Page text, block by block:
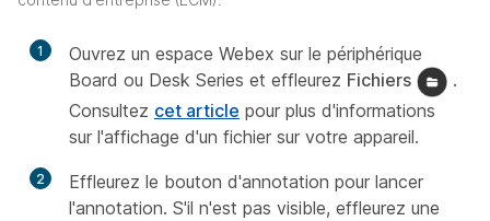
1
Ouvrez un espace Webex sur le périphérique
Board ou Desk Series et effleurez Fichiers
.
Consultez cet article pour plus d'informations
sur l'affichage d'un fichier sur votre appareil.
2
Effleurez le bouton d'annotation pour lancer
l'annotation. S'il n'est pas visible, effleurez une